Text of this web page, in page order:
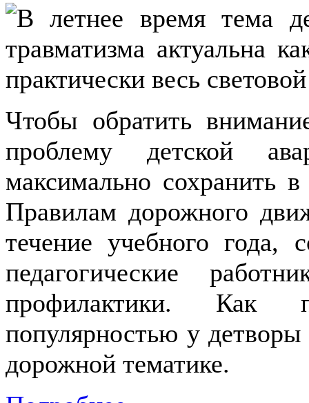
В летнее время тема
травматизма актуальна
практически весь
Чтобы обратить
проблему детской
максимально сохранить
Правилам дорожного
течение учебного года,
педагогические
профилактики. Как
популярностью у детворы
дорожной тематике.